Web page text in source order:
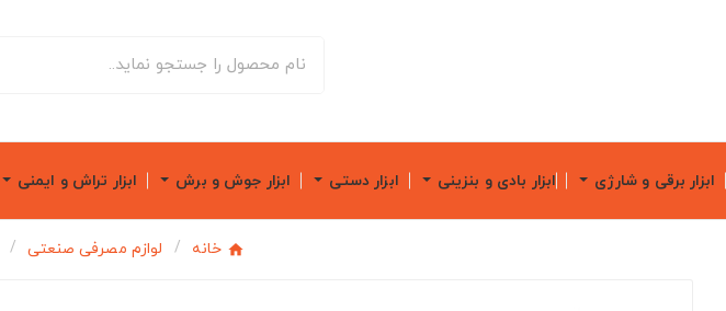
ابزار برقی و شارژی ابزار بادی و بنزینی ابزار دستی ابزار جوش و برش ابزار تراش و ایمنی
خانه لوازم مصرفی صنعتی